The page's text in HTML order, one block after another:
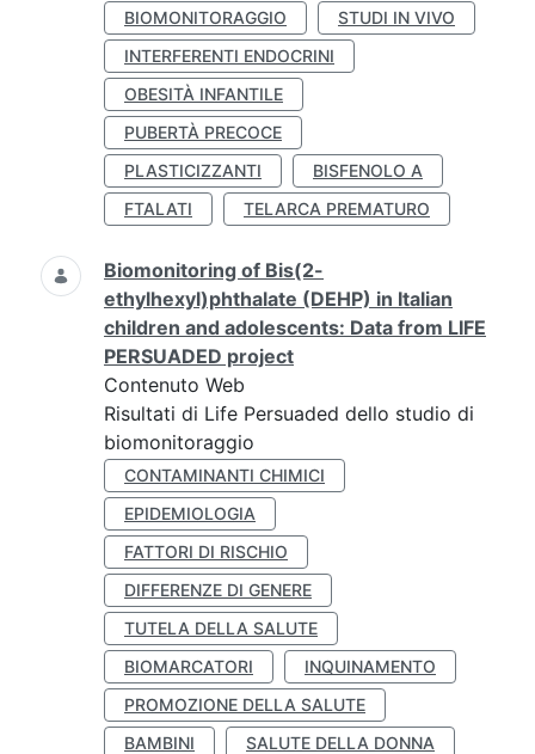
BIOMONITORAGGIO
STUDI IN VIVO
INTERFERENTI ENDOCRINI
OBESITÀ INFANTILE
PUBERTÀ PRECOCE
PLASTICIZZANTI
BISFENOLO A
FTALATI
TELARCA PREMATURO
Biomonitoring of Bis(2-
ethylhexyl)phthalate (DEHP) in Italian
children and adolescents: Data from LIFE
PERSUADED project
Contenuto Web
Risultati di Life Persuaded dello studio di
biomonitoraggio
CONTAMINANTI CHIMICI
EPIDEMIOLOGIA
FATTORI DI RISCHIO
DIFFERENZE DI GENERE
TUTELA DELLA SALUTE
BIOMARCATORI
INQUINAMENTO
PROMOZIONE DELLA SALUTE
BAMBINI
SALUTE DELLA DONNA